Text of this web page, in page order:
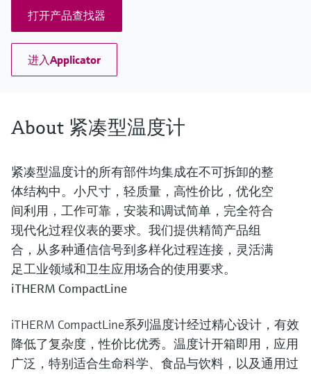
打开产品查找器
进入Applicator
About 紧凑型温度计
紧凑型温度计的所有部件均集成在不可拆卸的整
体结构中。小尺寸，轻质量，高性价比，优化空
间利用，工作可靠，安装和调试简单，完全符合
现代化过程仪表的要求。我们提供精简产品组
合，从多种通信信号到多样化过程连接，灵活满
足工业领域和卫生应用场合的使用要求。
iTHERM CompactLine
iTHERM CompactLine系列温度计经过精心设计，有效
降低了复杂度，性价比优秀。温度计开箱即用，应用
广泛，特别适合生命科学、食品与饮料，以及通用过